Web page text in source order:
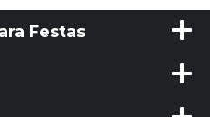
Festas